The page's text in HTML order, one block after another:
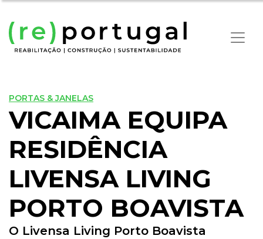
PORTAS & JANELAS
VICAIMA EQUIPA
RESIDÊNCIA
LIVENSA LIVING
PORTO BOAVISTA
O Livensa Living Porto Boavista